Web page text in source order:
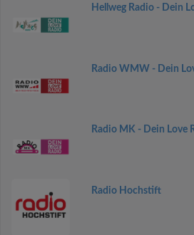
Hellweg Radio - Dein
Radio WMW - Dein
Radio MK - Dein Love
Radio Hochstift